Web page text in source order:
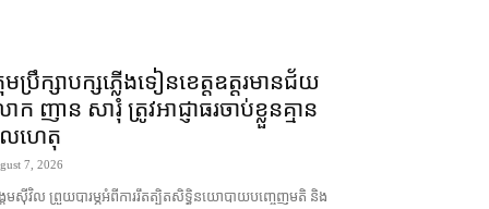
មប្រឹក្សា​បក្ស​ភ្លើងទៀន​ខេត្ត​ឧត្ដរមានជ័យ
ក ញាន សារុំ ត្រូវ​អាជ្ញាធរ​ចាប់ខ្លួន​គ្មាន​
ហេតុ
7, 2026
ម​ស៊ីវិល ព្រួយបារម្ភ​អំពី​ការ​រឹតត្បិត​សិទ្ធិ​នយោបាយ​បញ្ចេញមតិ និង​